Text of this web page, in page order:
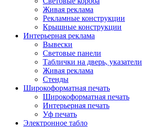
Живая реклама
Рекламные конструкции
Крышные конструкции
Интерьерная реклама
Вывески
Световые панели
Таблички на дверь, указатели
Живая реклама
Стенды
Широкоформатная печать
Широкоформатная печать
Интерьерная печать
Уф печать
Электронное табло